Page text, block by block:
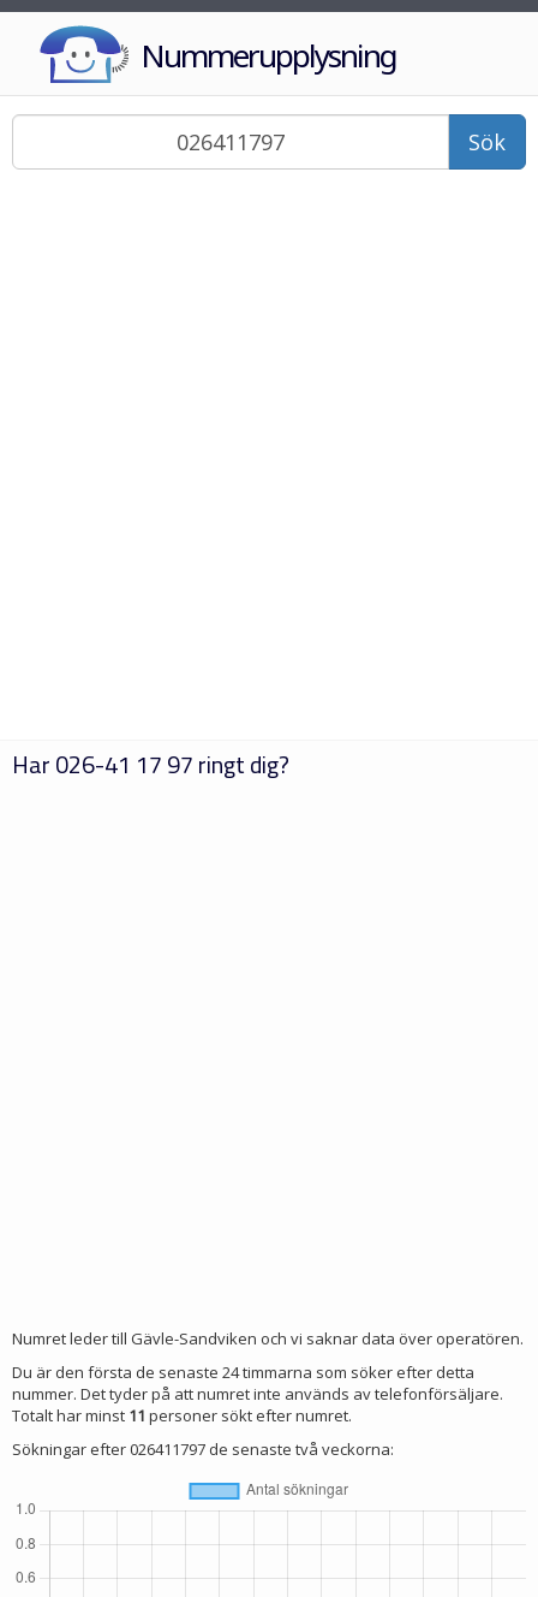
Nummerupplysning
Sök
Har026-41 17 97ringt dig?
Numret leder till Gävle-Sandviken och vi saknar data över operatören.
Du är den första de senaste 24 timmarna som söker efter detta
nummer. Det tyder på att numret inte används av telefonförsäljare.
Totalt har minst 11 personer sökt efter numret.
Sökningar efter 026411797 de senaste två veckorna: